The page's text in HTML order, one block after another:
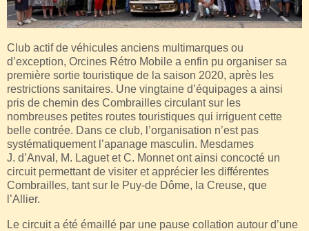
Club actif de véhicules anciens multimarques ou
d’exception, Orcines Rétro Mobile a enfin pu organiser sa
première sortie touristique de la saison 2020, après les
restrictions sanitaires. Une vingtaine d’équipages a ainsi
pris de chemin des Combrailles circulant sur les
nombreuses petites routes touristiques qui irriguent cette
belle contrée. Dans ce club, l’organisation n’est pas
systématiquement l’apanage masculin. Mesdames
J. d’Anval, M. Laguet et C. Monnet ont ainsi concocté un
circuit permettant de visiter et apprécier les différentes
Combrailles, tant sur le Puy-de Dôme, la Creuse, que
l’Allier.
Le circuit a été émaillé par une pause collation autour d’une